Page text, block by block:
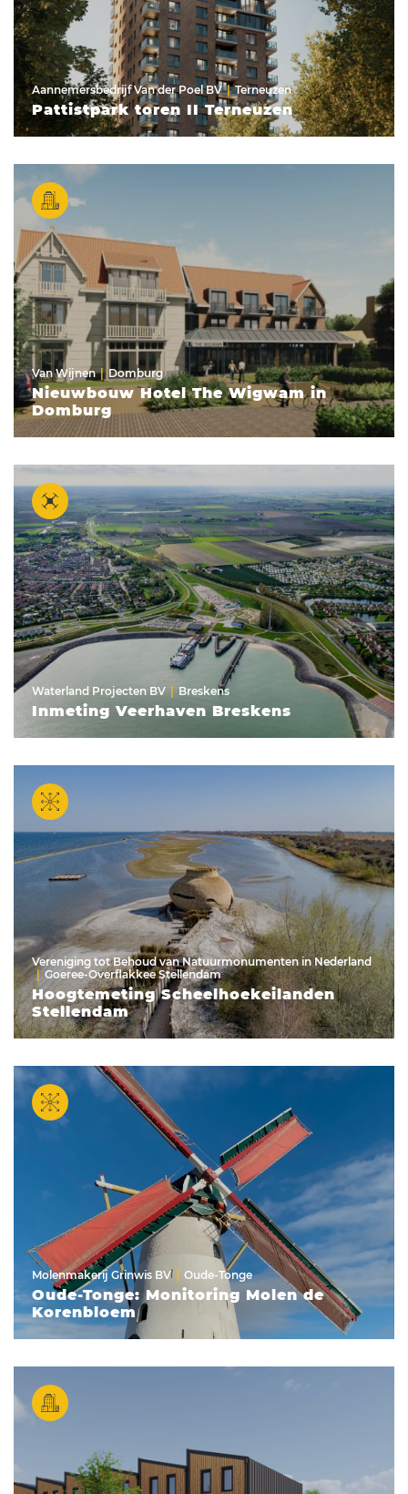
Aannemersbedrijf Van der Poel BV Terneuzen
Pattistpark toren II Terneuzen
Van Wijnen Domburg
Nieuwbouw Hotel The Wigwam in
Domburg
Waterland Projecten BV Breskens
Inmeting Veerhaven Breskens
Vereniging tot Behoud van Natuurmonumenten in Nederland
Goeree-Overflakkee Stellendam
Hoogtemeting Scheelhoekeilanden
Stellendam
Molenmakerij Grinwis BV Oude-Tonge
Oude-Tonge: Monitoring Molen de
Korenbloem